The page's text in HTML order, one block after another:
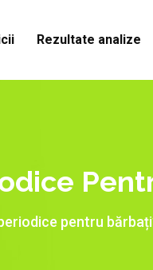
Rezultate analize
pentru